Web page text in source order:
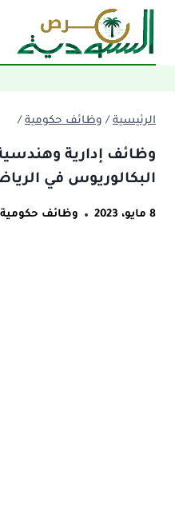
التجاوز
المحتوى
الرئيسية / وظائف حكومية /
وظائف إدارية
البكالوريوس في
8 مايو، 2023 وظائف حكومية